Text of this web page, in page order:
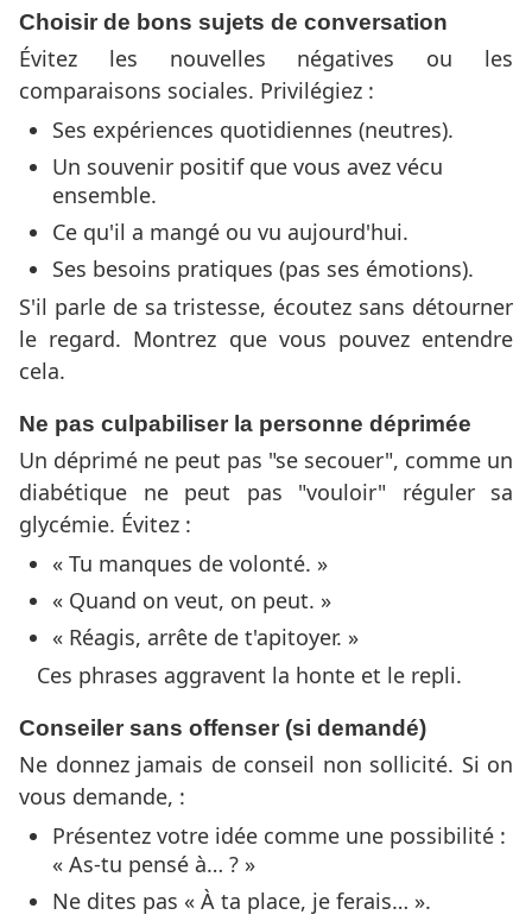
Choisir de bons sujets de conversation
Évitez les nouvelles négatives ou les
comparaisons sociales. Privilégiez :
Ses expériences quotidiennes (neutres).
Un souvenir positif que vous avez vécu
ensemble.
Ce qu'il a mangé ou vu aujourd'hui.
Ses besoins pratiques (pas ses émotions).
S'il parle de sa tristesse, écoutez sans détourner
le regard. Montrez que vous pouvez entendre
cela.
Ne pas culpabiliser la personne déprimée
Un déprimé ne peut pas "se secouer", comme un
diabétique ne peut pas "vouloir" réguler sa
glycémie. Évitez :
« Tu manques de volonté. »
« Quand on veut, on peut. »
« Réagis, arrête de t'apitoyer. »
Ces phrases aggravent la honte et le repli.
Conseiler sans offenser (si demandé)
Ne donnez jamais de conseil non sollicité. Si on
vous demande, :
Présentez votre idée comme une possibilité :
« As-tu pensé à… ? »
Ne dites pas « À ta place, je ferais… ».